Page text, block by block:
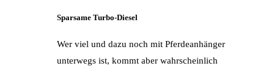
Sparsame Turbo-Diesel
Wer viel und dazu noch mit Pferdeanhänger
unterwegs ist, kommt aber wahrscheinlich